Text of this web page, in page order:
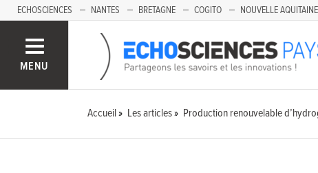
ECHOSCIENCES NANTES BRETAGNE COGITO NOUVELLE AQUITAINE
MENU
Accueil Les articles Production renouvelable